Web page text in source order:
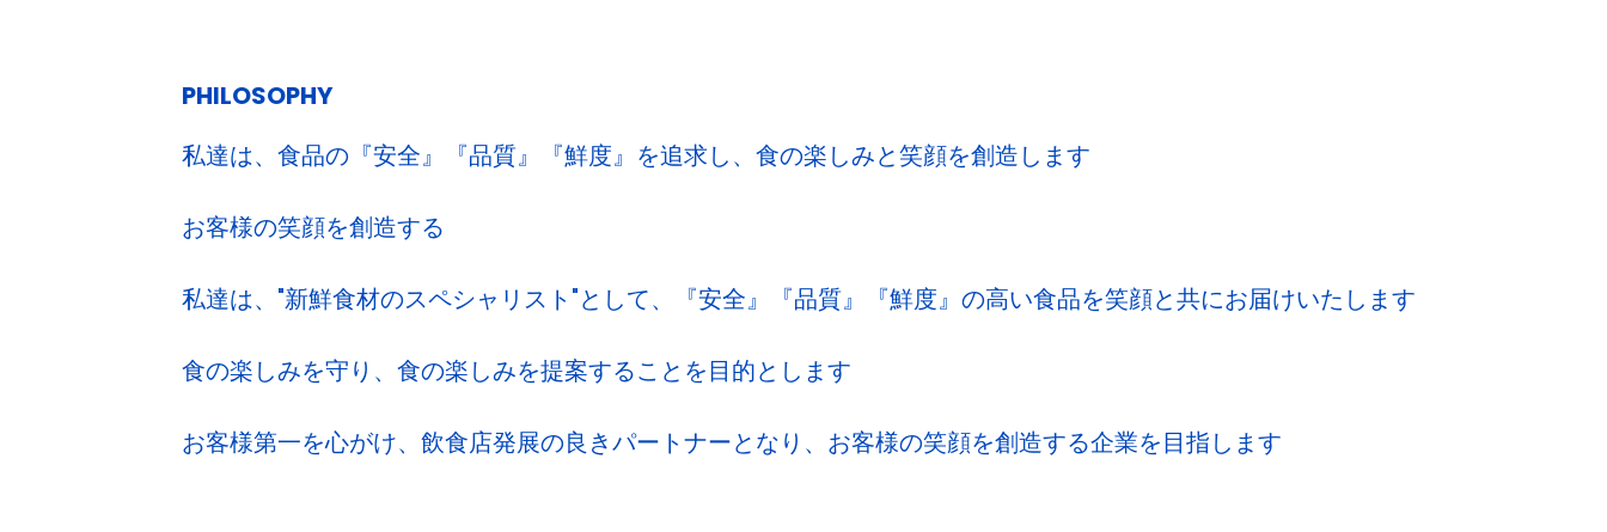
PHILOSOPHY
私達は、食品の『安全』『品質』『鮮度』を追求し、食の楽しみと笑顔を創造します
お客様の笑顔を創造する
私達は、"新鮮食材のスペシャリスト"として、『安全』『品質』『鮮度』の高い食品を笑顔と共にお届けいたします
食の楽しみを守り、食の楽しみを提案することを目的とします
お客様第一を心がけ、飲食店発展の良きパートナーとなり、お客様の笑顔を創造する企業を目指します